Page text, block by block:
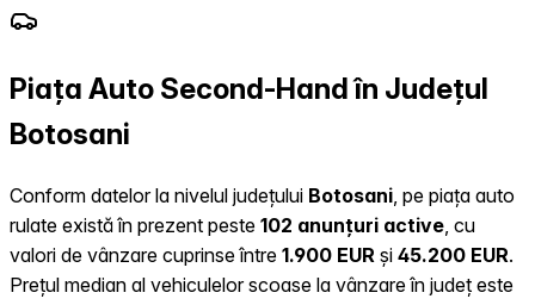
Piața Auto Second-Hand în Județul
Botosani
Conform datelor la nivelul județului Botosani , pe piața auto
rulate există în prezent peste 102 anunțuri active , cu
valori de vânzare cuprinse între 1.900 EUR și 45.200 EUR.
Prețul median al vehiculelor scoase la vânzare în județ este